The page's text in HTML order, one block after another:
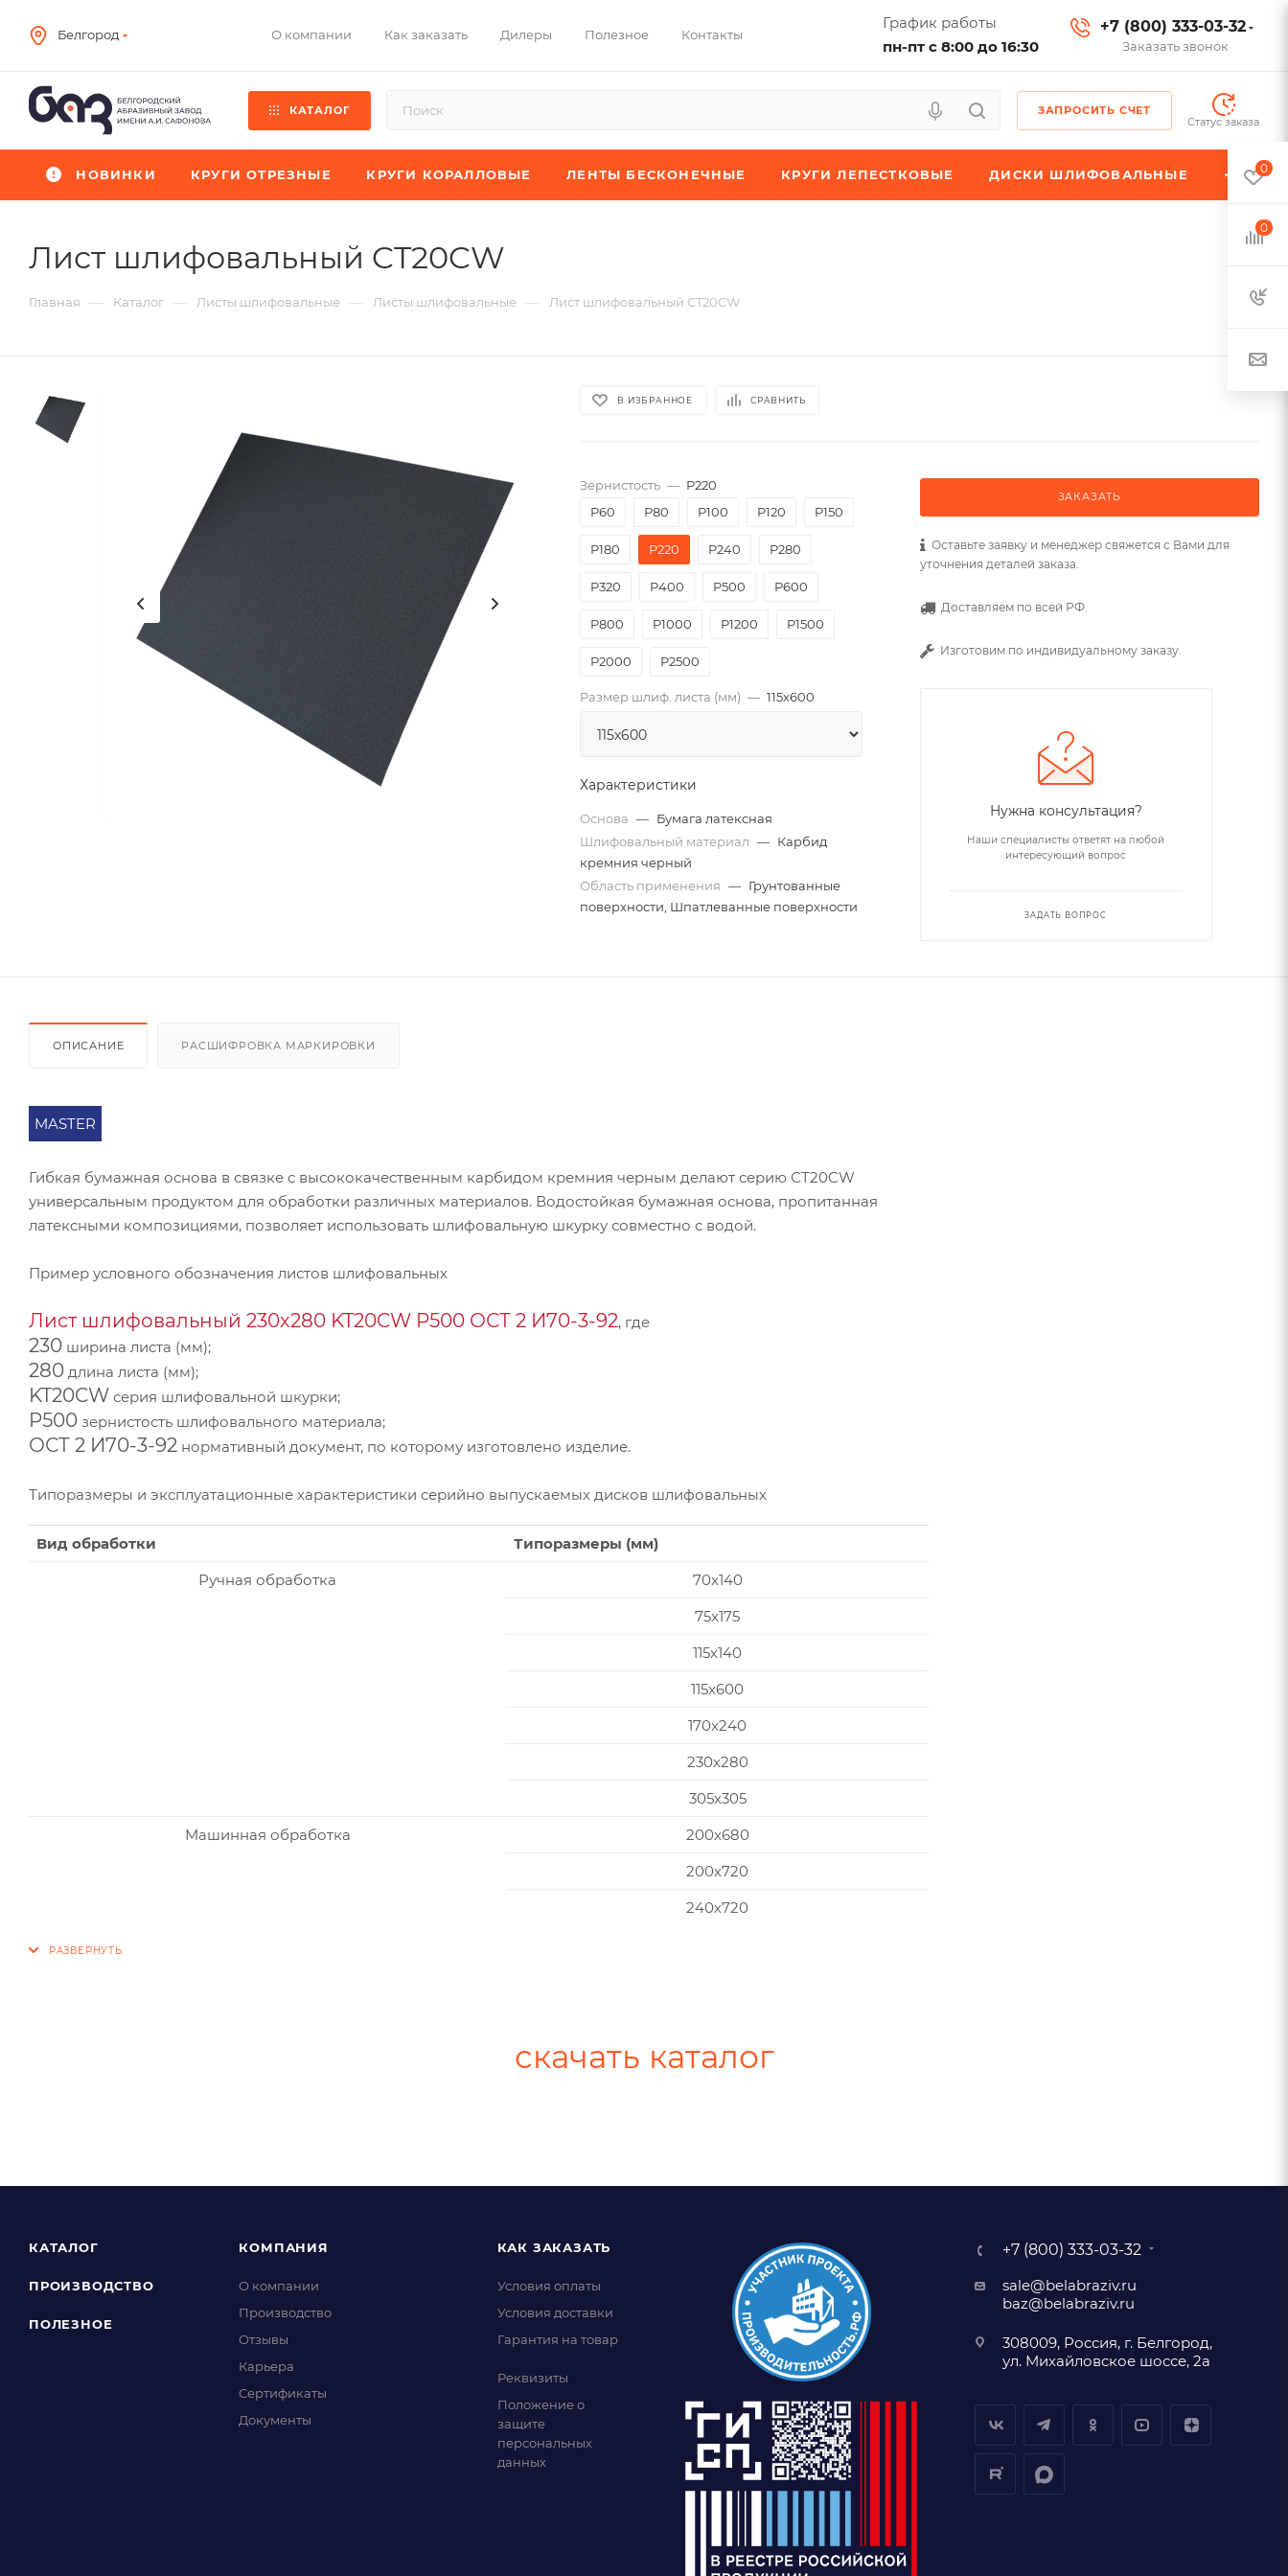
Белгород О компании Как заказать Дилеры Полезное Контакты
График работы
пн-пт с 8:00 до 16:30
+7 (800) 333-03-32
Заказать звонок
КАТАЛОГ
ЗАПРОСИТЬ СЧЕТ
Статус заказа
НОВИНКИ КРУГИ ОТРЕЗНЫЕ КРУГИ КОРАЛЛОВЫЕ ЛЕНТЫ БЕСКОНЕЧНЫЕ КРУГИ ЛЕПЕСТКОВЫЕ ДИСКИ ШЛИФОВАЛЬНЫЕ
Лист шлифовальный CT20CW
Главная — Каталог — Листы шлифовальные — Листы шлифовальные — Лист шлифовальный CT20CW
В ИЗБРАННОЕ СРАВНИТЬ
Зернистость — P220
P60
P80 P100 P120 P150
P180 P220 P240 P280
P320 P400 P500 P600
P800 P1000 P1200 P1500
P2000 Р2500
Размер шлиф. листа (мм) — 115х600
Характеристики
Основа — Бумага латексная
Шлифовальный материал — Карбид
кремния черный
Область применения — Грунтованные
поверхности, Шпатлеванные поверхности
ЗАКАЗАТЬ
Оставьте заявку и менеджер свяжется с Вами для
уточнения деталей заказа.
Доставляем по всей РФ.
Изготовим по индивидуальному заказу.
Нужна консультация?
Наши специалисты ответят на любой
интересующий вопрос
ЗАДАТЬ ВОПРОС
ОПИСАНИЕ РАСШИФРОВКА МАРКИРОВКИ
MASTER
Гибкая бумажная основа в связке с высококачественным карбидом кремния черным делают серию СT20CW
универсальным продуктом для обработки различных материалов. Водостойкая бумажная основа, пропитанная
латексными композициями, позволяет использовать шлифовальную шкурку совместно с водой.
Пример условного обозначения листов шлифовальных
Лист шлифовальный 230х280 KT20CW P500 ОСТ 2 И70-3-92, где
230 ширина листа (мм);
280 длина листа (мм);
KT20CW серия шлифовальной шкурки;
P500 зернистость шлифовального материала;
ОСТ 2 И70-3-92 нормативный документ, по которому изготовлено изделие.
Типоразмеры и эксплуатационные характеристики серийно выпускаемых дисков шлифовальных
Вид обработки
Типоразмеры (мм)
Ручная обработка
70x140
75x175
115x140
115x600
170x240
230x280
305x305
Машинная обработка
200х680
200х720
240х720
скачать каталог
КАТАЛОГ
ПРОИЗВОДСТВО
ПОЛЕЗНОЕ
КОМПАНИЯ
О компании
Производство
Отзывы
Карьера
Сертификаты
Документы
КАК ЗАКАЗАТЬ
Условия оплаты
Условия доставки
Гарантия на товар
Реквизиты
Положение о
защите
персональных
данных
+7 (800) 333-03-32
sale@belabraziv.ru
baz@belabraziv.ru
308009, Россия, г. Белгород,
ул. Михайловское шоссе, 2а
0
0